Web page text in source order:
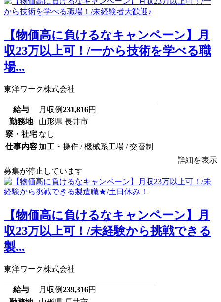
【物価高に負けるなキャンペーン】月
収23万以上可！/一から技術を学べる職
場...
東洋ワーク株式会社
給与 月収例231,816円
勤務地
山形県 長井市
寮・社宅 なし
仕事内容 加工・操作 / 機械系工場 / 交替制
詳細を表示
募集が停止しています
【物価高に負けるなキャンペーン】月
収23万以上可！/未経験から挑戦できる
製...
東洋ワーク株式会社
給与 月収例239,316円